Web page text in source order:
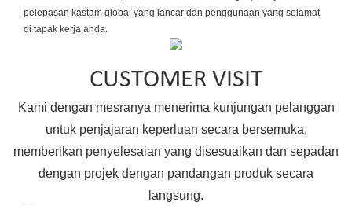
pelepasan kastam global yang lancar dan penggunaan yang selamat
di tapak kerja anda.
CUSTOMER VISIT
Kami dengan mesranya menerima kunjungan pelanggan
untuk penjajaran keperluan secara bersemuka,
memberikan penyelesaian yang disesuaikan dan sepadan
dengan projek dengan pandangan produk secara
langsung.